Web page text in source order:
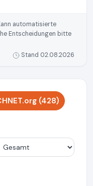
automatisierte
Entscheidungen bitte
Stand 02.08.2026
(428)